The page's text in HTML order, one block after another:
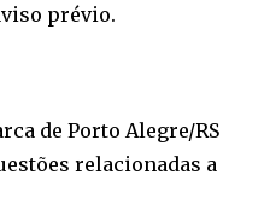
prévio.
de Porto Alegre/RS
relacionadas a